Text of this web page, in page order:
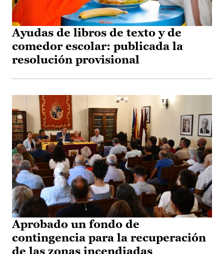
Ayudas de libros de texto y de
comedor escolar: publicada la
resolución provisional
Aprobado un fondo de
contingencia para la recuperación
de las zonas incendiadas